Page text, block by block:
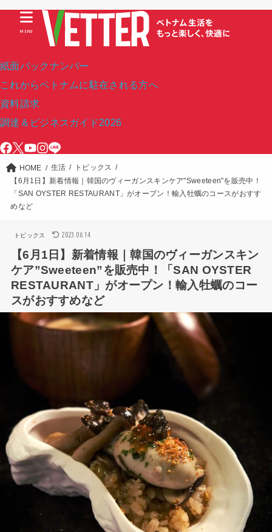
紙面バックナンバー
これからベトナムに駐在される方へ
資料請求
調達＆ビジネスガイド2026
MENU
HOME 生活
トピックス
【6月1日】新着情報｜韓国のヴィーガンスキンケア"Sweeteen"を販売中！
「SAN OYSTER RESTAURANT」がオープン！輸入牡蠣のコースがおすす
めなど
トピックス 2023.06.14
【6月1日】新着情報｜韓国のヴィーガンスキン
ケア”Sweeteen”を販売中！「SAN OYSTER
RESTAURANT」がオープン！輸入牡蠣のコー
スがおすすめなど